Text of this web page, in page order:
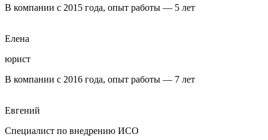
В компании с 2015 года, опыт работы — 5 лет
Елена
юрист
В компании с 2016 года, опыт работы — 7 лет
Евгений
Специалист по внедрению ИСО